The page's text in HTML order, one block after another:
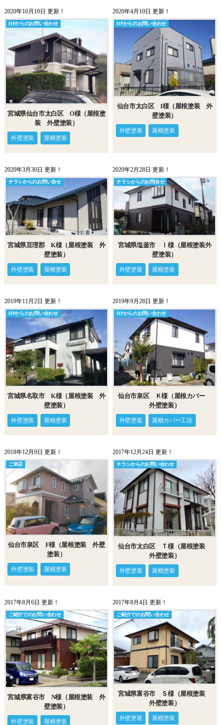
2020年10月10日 更新！
HPからのお問い合わせ
宮城県仙台市太白区 O様（屋根塗
装 外壁塗装）
外壁塗装 屋根塗装
2020年4月10日 更新！
HPからのお問い合わせ
仙台市太白区 I様（屋根塗装 外
壁塗装）
外壁塗装 屋根塗装
2020年3月30日 更新！
チラシからのお問い合せ
宮城県亘理郡 K様（屋根塗装 外
壁塗装）
外壁塗装 屋根塗装
2020年2月28日 更新！
チラシからのお問合せ
宮城県塩釜市 Ⅰ様（屋根塗装外
壁塗装）
外壁塗装 屋根塗装
2019年11月2日 更新！
HPからのお問い合わせ
宮城県名取市 K様（屋根塗装 外
壁塗装）
外壁塗装 屋根塗装
2019年9月28日 更新！
HPからのお問い合わせ
仙台市泉区 Ｋ様（屋根カバー
外壁塗装）
外壁塗装 屋根カバー工法
2018年12月9日 更新！
ご来店
仙台市泉区 F様（屋根塗装 外壁
塗装）
外壁塗装 屋根塗装
2017年12月24日 更新！
チラシからのお問い合わせ
仙台市太白区 Ｔ様（屋根塗装
外壁塗装）
外壁塗装 屋根塗装
2017年8月6日 更新！
ご紹介でのお問い合わせ
宮城県富谷市 N様（屋根塗装 外
壁塗装）
外壁塗装 屋根塗装
2017年8月4日 更新！
ご紹介でのお問い合わせ
宮城県富谷市 Ｓ様（屋根塗装
外壁塗装）
外壁塗装 屋根塗装